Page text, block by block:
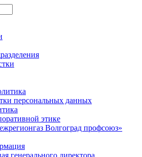
персональных данных
этике
Волгоград профсоюз»
генерального директора